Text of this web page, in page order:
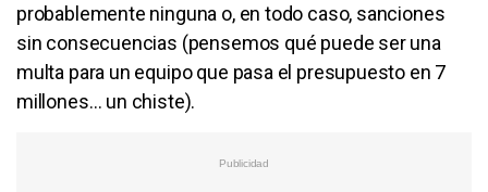
probablemente ninguna o, en todo caso, sanciones
sin consecuencias (pensemos qué puede ser una
multa para un equipo que pasa el presupuesto en 7
millones… un chiste).